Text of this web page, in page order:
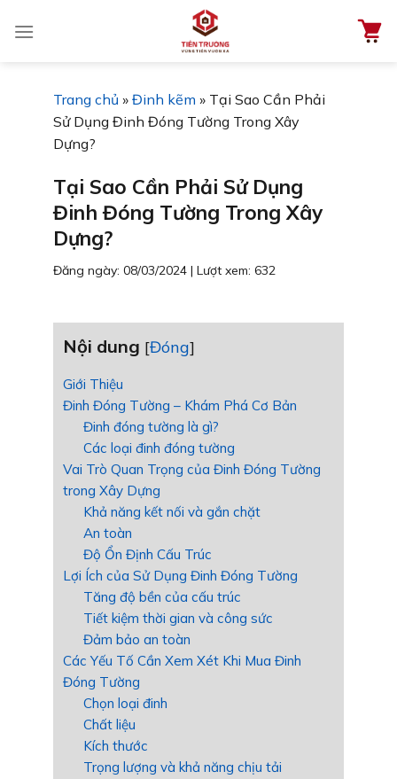
đến
Trang chủ » Đinh kẽm » Tại Sao Cần Phải
Sử Dụng Đinh Đóng Tường Trong Xây
Dựng?
Tại Sao Cần Phải Sử Dụng
Đinh Đóng Tường Trong Xây
Dựng?
Đăng ngày: 08/03/2024 | Lượt xem: 632
Nội dung [Đóng]
Giới Thiệu
Đinh Đóng Tường – Khám Phá Cơ Bản
Đinh đóng tường là gì?
Các loại đinh đóng tường
Vai Trò Quan Trọng của Đinh Đóng Tường
trong Xây Dựng
Khả năng kết nối và gắn chặt
An toàn
Độ Ổn Định Cấu Trúc
Lợi Ích của Sử Dụng Đinh Đóng Tường
Tăng độ bền của cấu trúc
Tiết kiệm thời gian và công sức
Đảm bảo an toàn
Các Yếu Tố Cần Xem Xét Khi Mua Đinh
Đóng Tường
Chọn loại đinh
Chất liệu
Kích thước
Trọng lượng và khả năng chịu tải